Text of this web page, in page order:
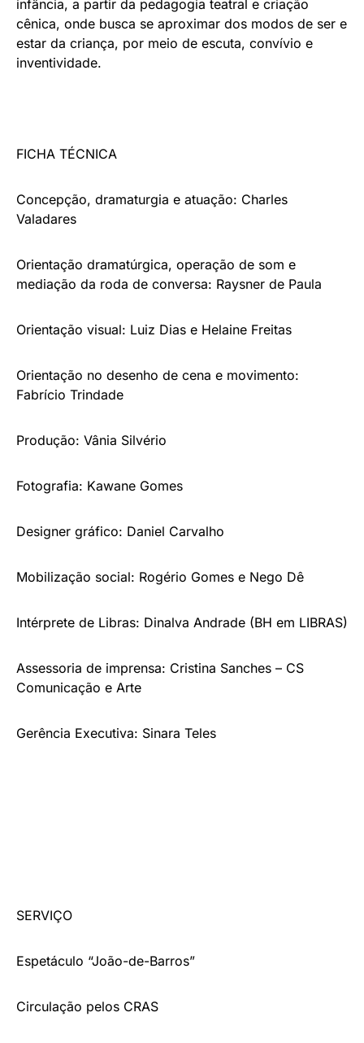
infância, a partir da pedagogia teatral e criação
cênica, onde busca se aproximar dos modos de ser e
estar da criança, por meio de escuta, convívio e
inventividade.
FICHA TÉCNICA
Concepção, dramaturgia e atuação: Charles
Valadares
Orientação dramatúrgica, operação de som e
mediação da roda de conversa: Raysner de Paula
Orientação visual: Luiz Dias e Helaine Freitas
Orientação no desenho de cena e movimento:
Fabrício Trindade
Produção: Vânia Silvério
Fotografia: Kawane Gomes
Designer gráfico: Daniel Carvalho
Mobilização social: Rogério Gomes e Nego Dê
Intérprete de Libras: Dinalva Andrade (BH em LIBRAS)
Assessoria de imprensa: Cristina Sanches – CS
Comunicação e Arte
Gerência Executiva: Sinara Teles
SERVIÇO
Espetáculo “João-de-Barros”
Circulação pelos CRAS